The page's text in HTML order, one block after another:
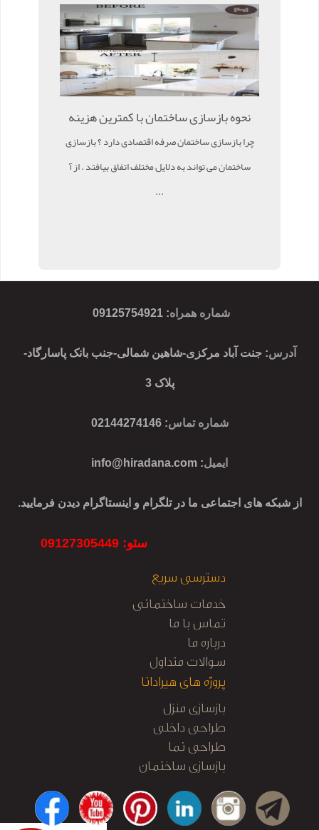
نحوه بازسازی ساختمان با کمترین هزینه
چرا بازسازی ساختمان صرفه اقتصادی دارد ؟ بازسازی
ساختمان می تواند به دلایل مختلف اتفاق بیافتد . از آ
...
شماره همراه:
09125754921
آدرس: جنت آباد مرکزی-شاهین شمالی-جنب بانک پاسارگاد-
پلاک 3
شماره تماس: 02144274146
ایمیل:
info@hiradana.com
از شبکه های اجتماعی ما در تلگرام و اینستاگرام دیدن فرمایید.
سئو: 09127305449
دسترسی سریع
خدمات ساختمانی
تماس با ما
درباره ما
سوالات متداول
پروژه های هیرادانا
بازسازی منزل
طراحی داخلی
طراحی نما
بازسازی ساختمان
نظارت و اجرا